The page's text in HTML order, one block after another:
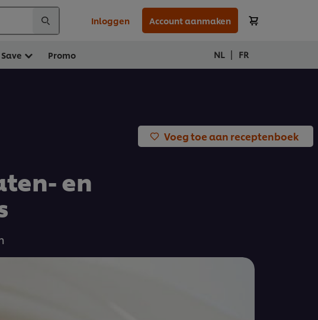
Inloggen Account aanmaken
Promo NL | FR
Voeg toe aan receptenboek
en